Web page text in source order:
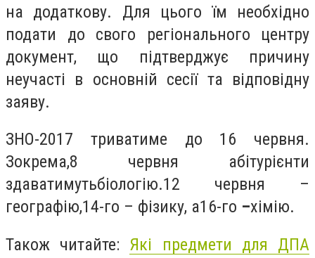
на додаткову. Для цього їм необхідно
подати до свого регіонального центру
документ, що підтверджує причину
неучасті в основній сесії та відповідну
заяву.
ЗНО-2017 триватиме до 16 червня.
Зокрема,8 червня абітурієнти
здаватимутьбіологію.12 червня –
географію,14-го – фізику, а16-го –хімію.
Також читайте: Які предмети для ДПА